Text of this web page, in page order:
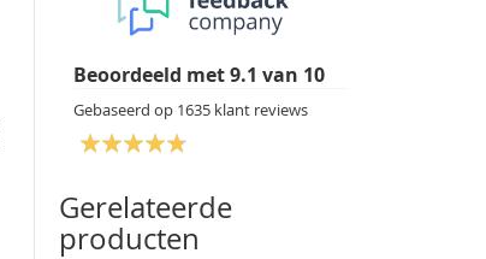
Beoordeeld met9.1 van 10
Gebaseerd op 1635 klant reviews
Gerelateerde
producten